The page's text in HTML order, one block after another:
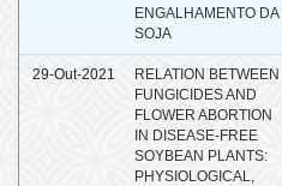
ENGALHAMENTO DA
SOJA
29-Out-2021
RELATION BETWEEN
FUNGICIDES AND
FLOWER ABORTION
IN DISEASE-FREE
SOYBEAN PLANTS:
PHYSIOLOGICAL,